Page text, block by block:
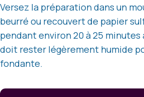
Versez la préparation dans un
beurré ou recouvert de papier
pendant environ 20 à 25 minutes
doit rester légèrement humide
fondante.